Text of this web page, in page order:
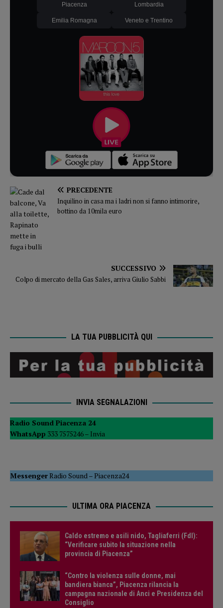
Piacenza Lombardia
Emilia Romagna Veneto e Trentino
PRECEDENTE
Inquilino in casa ma i ladri non si fanno intimorire,
bottino da 10mila euro
SUCCESSIVO
Colpo di mercato della Gas Sales, arriva Giulio Sabbi
LA TUA PUBBLICITÀ QUI
INVIA SEGNALAZIONI
Radio Sound Piacenza 24
WhatsApp 333 7575246 – Invia
MessengerRadio Sound–Piacenza24
ULTIMA ORA PIACENZA
Caldo estremo e asili nido, Tagliaferri (FdI):
“Verificare subito la situazione nella
provincia di Piacenza”
“Contro la violenza sulle donne, mai
bandiera bianca”, Piacenza rilancia la
campagna nazionale di Anci e Presidenza del
Consiglio